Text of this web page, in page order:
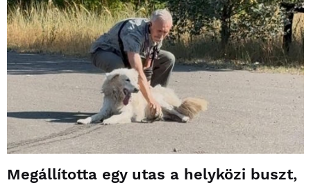
Megállította egy utas a helyközi buszt,